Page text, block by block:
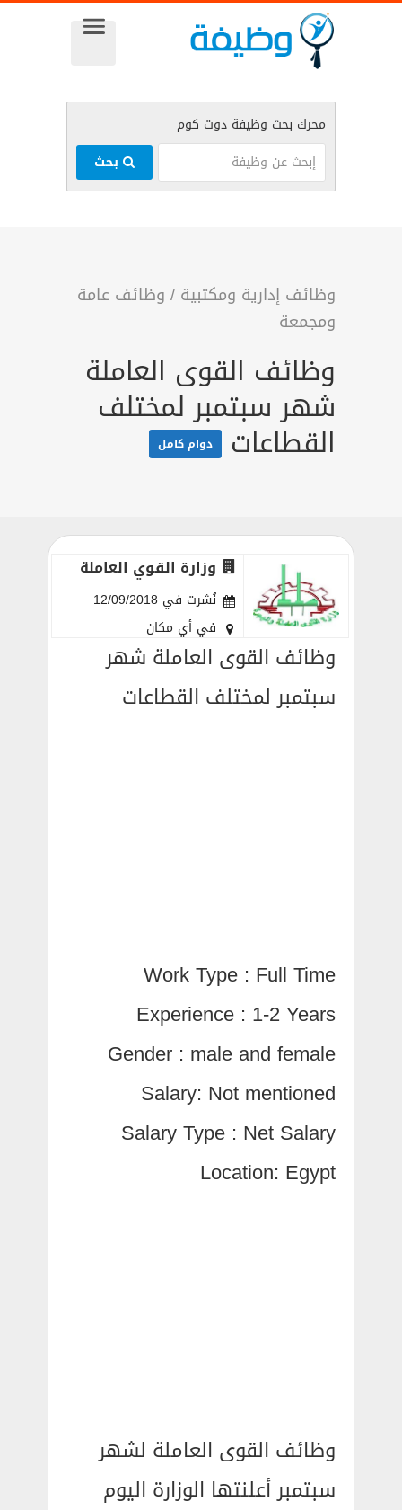
وظائف إدارية ومكتبية / وظائف عامة
ومجمعة
وظائف القوى العاملة
شهر سبتمبر لمختلف
القطاعات دوام كامل
وزارة القوي العاملة
نُشرت في 12/09/2018
في أي مكان
وظائف القوى العاملة شهر
سبتمبر لمختلف القطاعات
Work Type : Full Time
Experience : 1-2 Years
Gender : male and female
Salary: Not mentioned
Salary Type : Net Salary
Location: Egypt
وظائف القوى العاملة لشهر
سبتمبر أعلنتها الوزارة اليوم